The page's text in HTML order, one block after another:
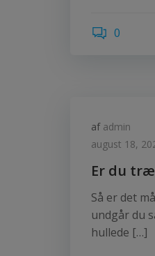
0
af admin
august 18,
Er du
Så er det
undgår du
hullede […]